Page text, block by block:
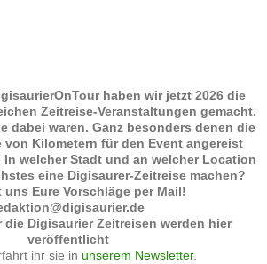
haben wir jetzt 2026 die
Zeitreise-Veranstaltungen gemacht.
dabei waren. Ganz besonders denen die
von Kilometern für den Event angereist
welcher Stadt und an welcher Location
eine Digisaurer-Zeitreise machen?
uns Eure Vorschläge per Mail!
die Digisaurier Zeitreisen werden hier
veröffentlicht
ihr sie in unserem Newsletter.